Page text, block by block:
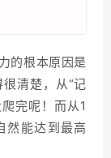
的根本原因是
清楚，从“记
完呢！而从1
然能达到最高